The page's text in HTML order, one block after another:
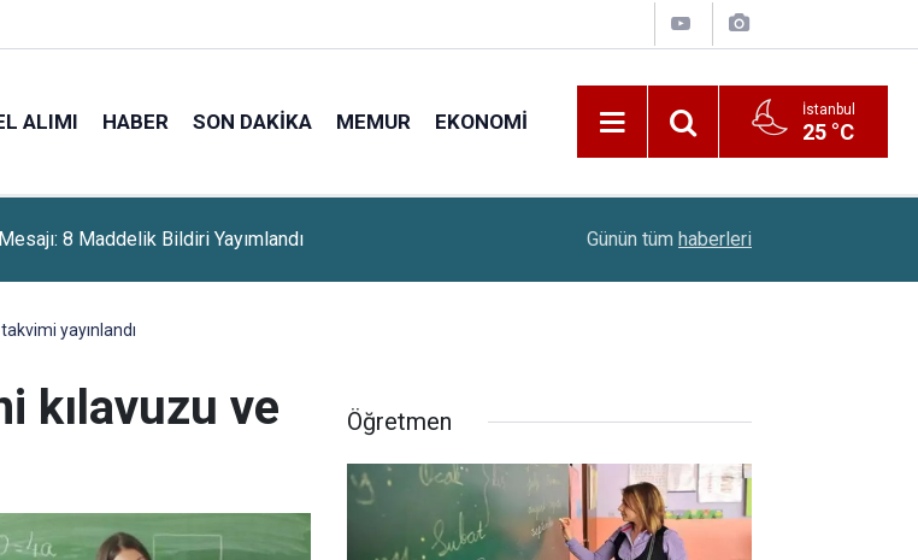
ALIMI HABER SON DAKIKA MEMUR EKONOMI İstanbul
25 °C
8 Maddelik Bildiri Yayımlandı Bakan Tekin'den Ücretli Öğretmenler İçin Kadro
Günün tüm haberleri
yayınlandı
kılavuzu ve
Öğretmen